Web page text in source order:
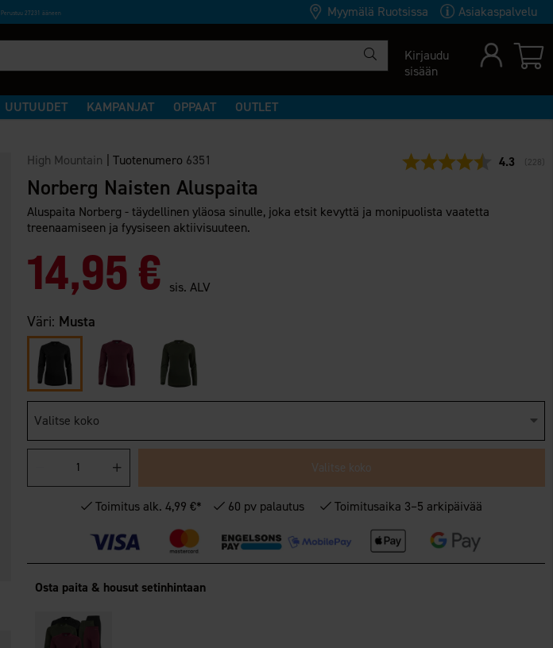
Perustuu 27231 ääneen Myymälä Ruotsissa Asiakaspalvelu
Kirjaudu
sisään
UUTUUDET KAMPANJAT OPPAAT OUTLET
High Mountain |Tuotenumero 6351 4.3 (228
Norberg Naisten Aluspaita
Aluspaita Norberg - täydellinen yläosa sinulle, joka etsit kevyttä ja monipuolista vaatetta
treenaamiseen ja fyysiseen aktiivisuuteen.
14,95 € sis. ALV
Väri: Musta
Valitse koko
Valitse koko
Toimitus alk. 4,99 €* 60 pv palautus Toimitusaika 3–5 arkipäivää
Osta paita & housut setinhintaan